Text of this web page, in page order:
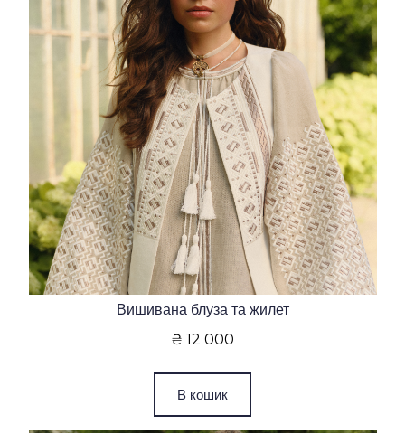
Вишивана блуза та жилет
₴ 12 000
В кошик